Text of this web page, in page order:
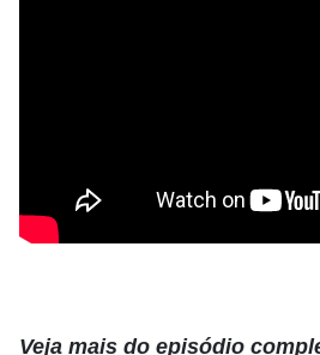
Veja mais do episódio